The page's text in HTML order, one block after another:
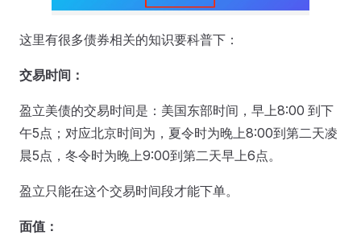
这里有很多债券相关的知识要科普下：
交易时间：
盈立美债的交易时间是：美国东部时间，早上8:00 到下
午5点；对应北京时间为，夏令时为晚上8:00到第二天凌
晨5点，冬令时为晚上9:00到第二天早上6点。
盈立只能在这个交易时间段才能下单。
面值：